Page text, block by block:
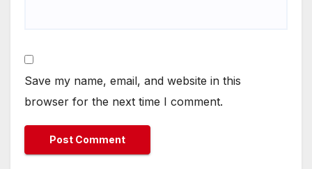
Save my name, email, and website in this
browser for the next time I comment.